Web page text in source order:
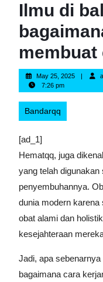
Ilmu di
membuat
May 25, 2025May
2025
7:26 pm
Bandarqq
[ad_1]
Hematqq, juga
yang telah
penyembuhannya.
dunia modern
obat alami dan
kesejahteraan
Jadi, apa
bagaimana cara